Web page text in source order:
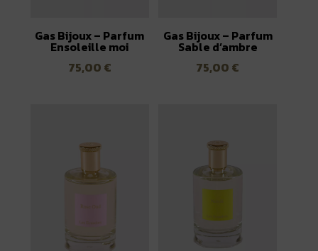
Gas Bijoux – Parfum
Ensoleille moi
75,00 €
Gas Bijoux – Parfum
Sable d’ambre
75,00 €